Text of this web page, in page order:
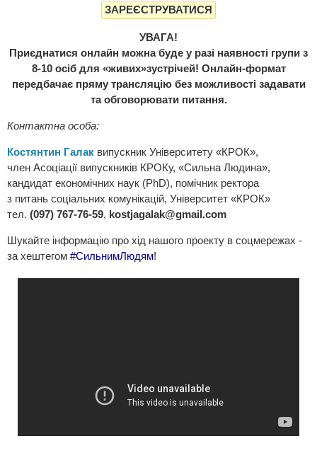
ЗАРЕЄСТРУВАТИСЯ
УВАГА!
Приєднатися онлайн можна буде у разі наявності групи з
8-10 осіб для «живих»зустрічей! Онлайн-формат
передбачає пряму трансляцію без можливості задавати
та обговорювати питання.
Контактна особа:
Костянтин Галак випускник Університету «КРОК»,
член Асоціації випускників КРОКу, «Сильна Людина»,
кандидат економічних наук (PhD), помічник ректора
з питань соціальних комунікацій, Університет «КРОК»
тел. (097) 767-76-59, kostjagalak@gmail.com
Шукайте інформацію про хід нашого проекту в соцмережах -
за хештегом #СильнимЛюдям!